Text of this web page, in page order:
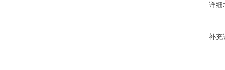
详细
补充